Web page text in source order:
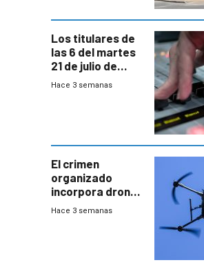
Los titulares de
las 6 del martes
21 de julio de
2026
Hace 3 semanas
El crimen
organizado
incorpora drones
y abre un nuevo
Hace 3 semanas